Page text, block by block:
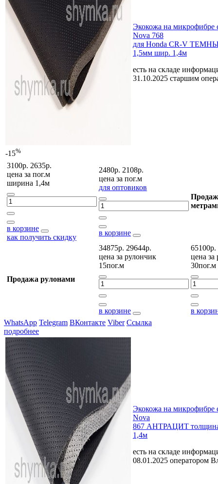
-15%
Экокожа на микрофибре
Nova 768
для Honda CR-V
1,5мм шир. 1,4м
есть на складе
31.10.2025 старшим
3100р. 2635р.
цена за пог.м
ширина 1,4м
в корзине
как получить скидку
2480р. 2108р.
цена за пог.м
для оптовиков
в корзине
Продажа рулонами
34875р. 29644р.
цена за рулончик
15пог.м
в корзине
65100р.
цена за
30пог.м
в
WhatsApp Telegram ВКонтакте Viber Ссылка
подробнее
Экокожа на микрофибре
Nova
867 АНТРАЦИТ
1,4м
есть на складе
08.01.2025 оператором